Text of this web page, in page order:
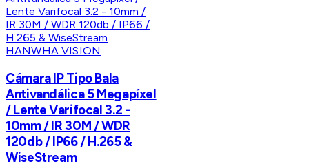
HANWHA VISION
Cámara IP Tipo Bala
Antivandálica 5 Megapíxel
/ Lente Varifocal 3.2 -
10mm / IR 30M / WDR
120db / IP66 / H.265 &
WiseStream